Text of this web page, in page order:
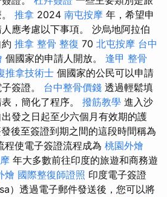
推拿 2024 南屯按摩 年，希望申
應考慮以下事項。 沙烏地阿拉伯
推拿 整骨 整復 70 北屯按摩 台中
個國家的申請人開放。 逢甲 整骨
推拿技術士 個國家的公民可以申請
簽證。 台中整骨價錢 透過輕鬆填
，簡化了程序。 撥筋教學 進入沙
發之日起至少六個月有效期的護
後至簽證到期之間的這段時間稱為
程使電子簽證流程成為 桃園外燴
年大多數前往印度的旅遊和商務遊
燴 國際整復師證照 印度電子簽證
）透過電子郵件發送後，您可以將